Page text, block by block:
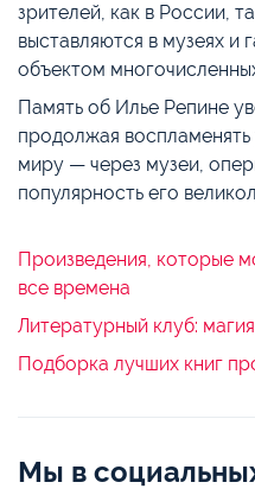
зрителей, как в России,
выставляются в музеях и
объектом
Память об Илье Репине
продолжая
миру — через музеи,
популярность его
Произведения, которые
все времена
Литературный клуб:
Подборка лучших книг
Мы в